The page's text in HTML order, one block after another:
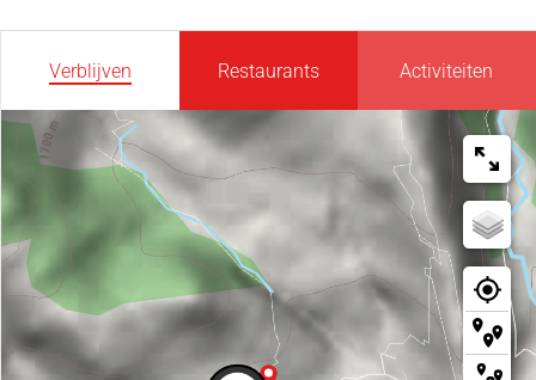
Verblijven Restaurants Activiteiten